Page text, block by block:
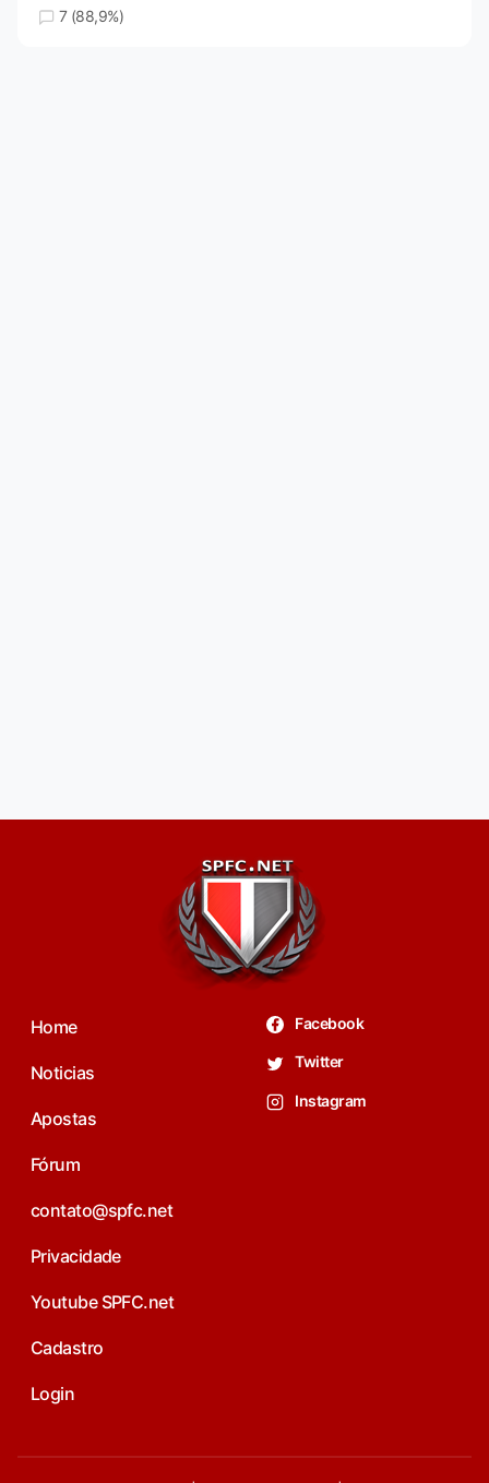
7 (88,9%)
Home
Noticias
Apostas
Fórum
contato@spfc.net
Privacidade
Youtube SPFC.net
Cadastro
Login
Facebook
Twitter
Instagram